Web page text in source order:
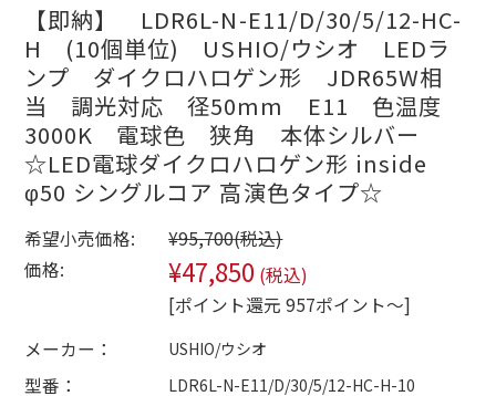
【即納】 LDR6L-N-E11/D/30/5/12-HC-
H (10個単位) USHIO/ウシオ LEDラ
ンプ ダイクロハロゲン形 JDR65W相
当 調光対応 径50mm E11 色温度
3000K 電球色 狭角 本体シルバー
☆LED電球ダイクロハロゲン形 inside
φ50 シングルコア 高演色タイプ☆
希望小売価格: ¥95,700(税込)
価格:
¥47,850 (税込)
[ポイント還元 957ポイント～]
メーカー：
USHIO/ウシオ
型番： LDR6L-N-E11/D/30/5/12-HC-H-10